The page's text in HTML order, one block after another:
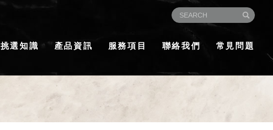
挑選知識 產品資訊 服務項目 聯絡我們 常見問題